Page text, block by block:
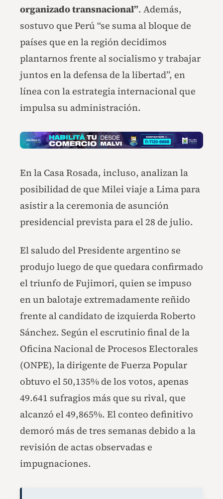
organizado transnacional”. Además,
sostuvo que Perú “se suma al bloque de
países que en la región decidimos
plantarnos frente al socialismo y trabajar
juntos en la defensa de la libertad”, en
línea con la estrategia internacional que
impulsa su administración.
En la Casa Rosada, incluso, analizan la
posibilidad de que Milei viaje a Lima para
asistir a la ceremonia de asunción
presidencial prevista para el 28 de julio.
El saludo del Presidente argentino se
produjo luego de que quedara confirmado
el triunfo de Fujimori, quien se impuso
en un balotaje extremadamente reñido
frente al candidato de izquierda Roberto
Sánchez. Según el escrutinio final de la
Oficina Nacional de Procesos Electorales
(ONPE), la dirigente de Fuerza Popular
obtuvo el 50,135% de los votos, apenas
49.641 sufragios más que su rival, que
alcanzó el 49,865%. El conteo definitivo
demoró más de tres semanas debido a la
revisión de actas observadas e
impugnaciones.